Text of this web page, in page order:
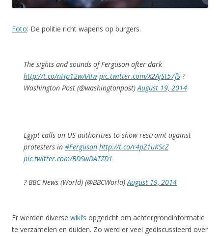
Foto: De politie richt wapens op burgers.
The sights and sounds of Ferguson after dark
http://t.co/nHp12wAAIw pic.twitter.com/X2AjSt57fS ?
Washington Post (@washingtonpost)August 19, 2014
Egypt calls on US authorities to show restraint against
protesters in #Ferguson http://t.co/r4pZ1uKScZ
pic.twitter.com/BDSwDATZD1
? BBC News (World) (@BBCWorld)August 19, 2014
Er werden diverse wiki’s opgericht om achtergrondinformatie
te verzamelen en duiden. Zo werd er veel gediscussieerd over